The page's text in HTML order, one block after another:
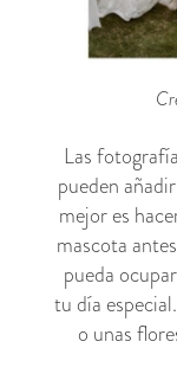
Las
pueden
mejor es
mascota
pueda
tu día
o unas